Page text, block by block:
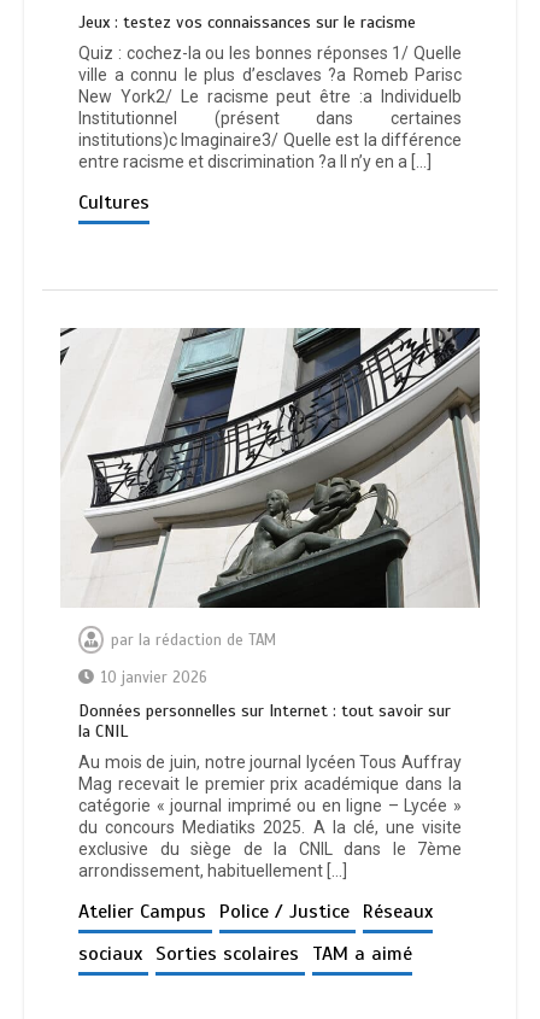
Jeux : testez vos connaissances sur le racisme
Quiz : cochez-la ou les bonnes réponses 1/ Quelle
ville a connu le plus d’esclaves ?a Romeb Parisc
New York2/ Le racisme peut être :a Individuelb
Institutionnel (présent dans certaines
institutions)c Imaginaire3/ Quelle est la différence
entre racisme et discrimination ?a Il n’y en a […]
Cultures
par la rédaction de TAM
10 janvier 2026
Données personnelles sur Internet : tout savoir sur
la CNIL
Au mois de juin, notre journal lycéen Tous Auffray
Mag recevait le premier prix académique dans la
catégorie « journal imprimé ou en ligne – Lycée »
du concours Mediatiks 2025. A la clé, une visite
exclusive du siège de la CNIL dans le 7ème
arrondissement, habituellement […]
Atelier Campus Police / Justice Réseaux
sociaux Sorties scolaires TAM a aimé